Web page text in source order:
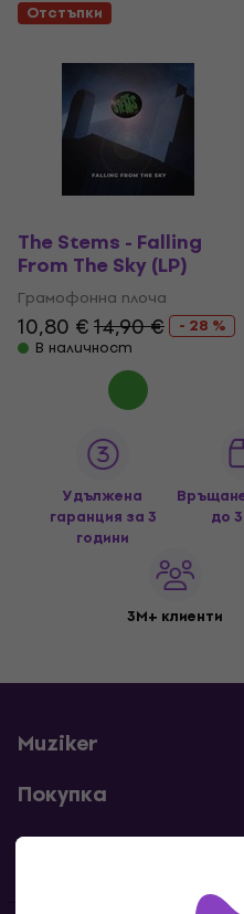
Отстъпки
The Stems - Falling
From The Sky (LP)
Грамофонна плоча
10,80 €14,90 €
- 28 %
В наличност
Удължена
гаранция за 3
години
до
3M+ клиенти
Muziker
Покупка
Полезни линкове